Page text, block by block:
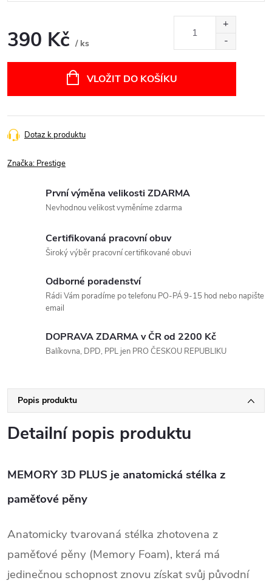
390 Kč / ks
VLOŽIT DO KOŠÍKU
Dotaz k produktu
Značka: Prestige
První výměna velikosti ZDARMA
Nevhodnou velikost vyměníme zdarma
Certifikovaná pracovní obuv
Široký výběr pracovní certifikované obuvi
Odborné poradenství
Rádi Vám poradíme po telefonu PO-PÁ 9-15 hod nebo napište
email
DOPRAVA ZDARMA v ČR od 2200 Kč
Balíkovna, DPD, PPL jen PRO ČESKOU REPUBLIKU
Popis produktu
Detailní popis produktu
MEMORY 3D PLUS je anatomická stélka z
paměťové pěny
Anatomicky tvarovaná stélka zhotovena z
paměťové pěny (Memory Foam), která má
jedinečnou schopnost znovu získat svůj původní